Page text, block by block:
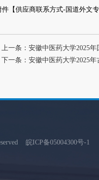
件【供应商联系方式-国道外文
上一条：安徽中医药大学2025
下一条：安徽中医药大学2025
皖ICP备05004300号-1